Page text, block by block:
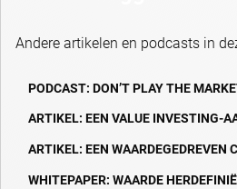
Andere artikelen en podcasts in
PODCAST: DON’T PLAY THE
ARTIKEL: EEN VALUE INVESTING-
ARTIKEL: EEN WAARDEGEDREVEN
WHITEPAPER: WAARDE